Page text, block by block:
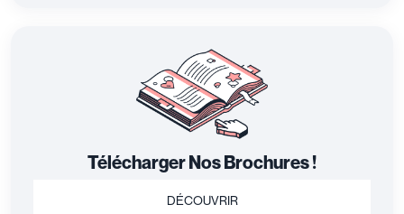
Télécharger Nos Brochures !
DÉCOUVRIR